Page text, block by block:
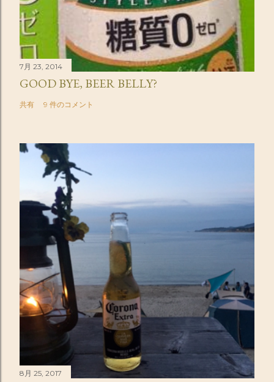
7月 23, 2014
GOOD BYE, BEER BELLY?
共有 9 件のコメント
8月 25, 2017